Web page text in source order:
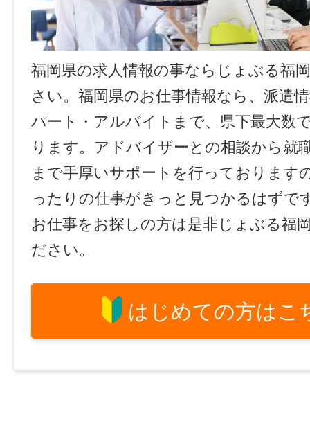
福岡県の求人情報の事ならじょぶる福
さい。福岡県のお仕事情報なら、派遣
パート・アルバイトまで、県下最大数
ります。アドバイザーとの相談から就
まで手厚いサポートを行っております
ったりの仕事がきっと見つかるはずで
お仕事をお探しの方は是非じょぶる福
ださい。
はじめての方はこ